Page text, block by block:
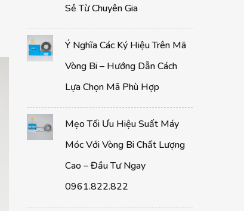
Sẻ Từ Chuyên Gia
Ý Nghĩa Các Ký Hiệu Trên Mã
Vòng Bi – Hướng Dẫn Cách
Lựa Chọn Mã Phù Hợp
Mẹo Tối Ưu Hiệu Suất Máy
Móc Với Vòng Bi Chất Lượng
Cao – Đầu Tư Ngay
0961.822.822